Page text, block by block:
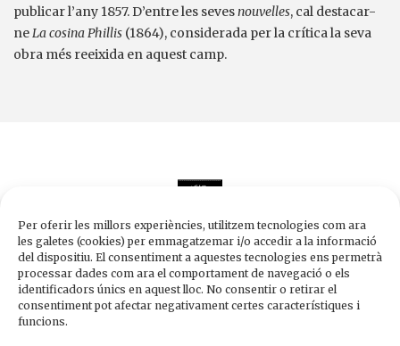
Per oferir les millors experiències, utilitzem tecnologies com ara
les galetes (cookies) per emmagatzemar i/o accedir a la informació
del dispositiu. El consentiment a aquestes tecnologies ens permetrà
processar dades com ara el comportament de navegació o els
identificadors únics en aquest lloc. No consentir o retirar el
consentiment pot afectar negativament certes característiques i
funcions.
publicar l’any 1857. D’entre les sevesnouvelles, cal destacar-
neLa cosina Phillis (1864), considerada per la crítica la seva
obra més reeixida en aquest camp.
Edicions de 1984
Carrer Trafalgar, 10, 2n-2a A